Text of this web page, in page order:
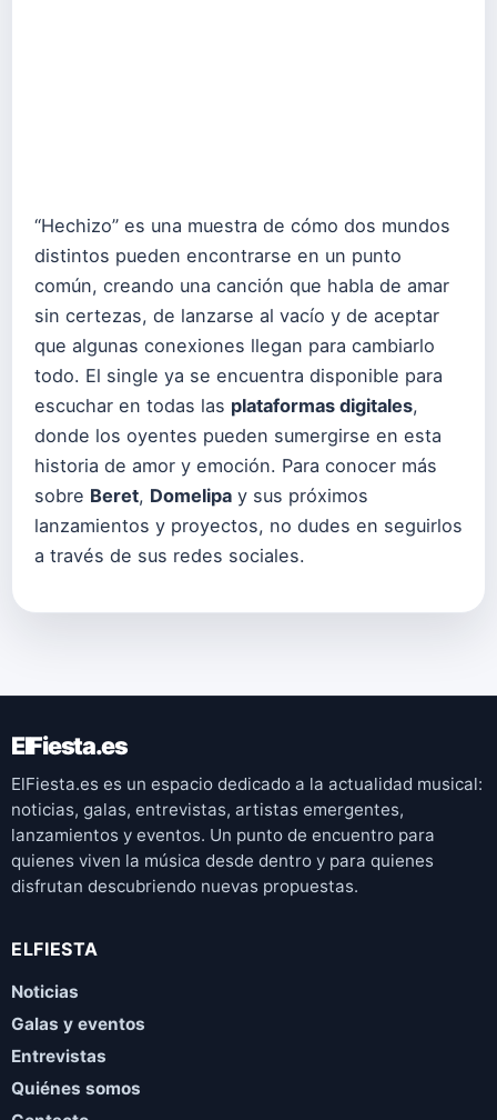
“Hechizo” es una muestra de cómo dos mundos
distintos pueden encontrarse en un punto
común, creando una canción que habla de amar
sin certezas, de lanzarse al vacío y de aceptar
que algunas conexiones llegan para cambiarlo
todo. El single ya se encuentra disponible para
escuchar en todas las plataformas digitales,
donde los oyentes pueden sumergirse en esta
historia de amor y emoción. Para conocer más
sobre Beret, Domelipa y sus próximos
lanzamientos y proyectos, no dudes en seguirlos
a través de sus redes sociales.
ElFiesta.es
ElFiesta.es es un espacio dedicado a la actualidad musical:
noticias, galas, entrevistas, artistas emergentes,
lanzamientos y eventos. Un punto de encuentro para
quienes viven la música desde dentro y para quienes
disfrutan descubriendo nuevas propuestas.
ELFIESTA
Noticias
Galas y eventos
Entrevistas
Quiénes somos